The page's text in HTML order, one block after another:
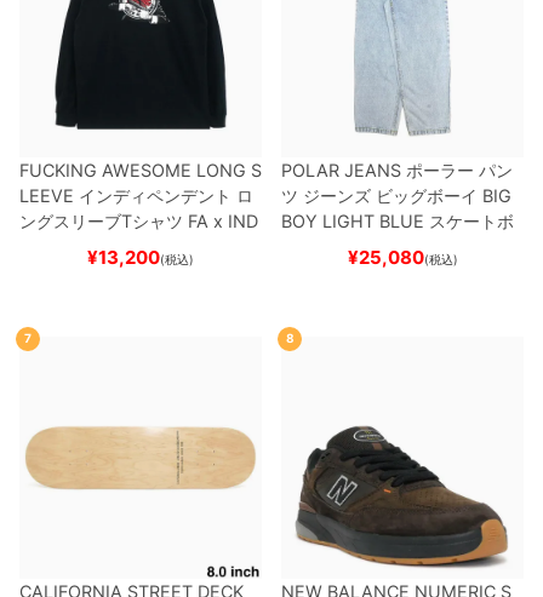
FUCKING AWESOME LONG S
LEEVE インディペンデント ロ
ングスリーブTシャツ FA x IND
EPENDENTHOSTAGE
スケートボード スケボー
¥13,200(税込)
POLAR JEANS ポーラー パン
ツ ジーンズ ビッグボーイ BIG
BOY LIGHT BLUE スケートボ
ード スケボー
¥25,080(税込)
7
CALIFORNIA STREET DECK
8
NEW BALANCE NUMERIC S